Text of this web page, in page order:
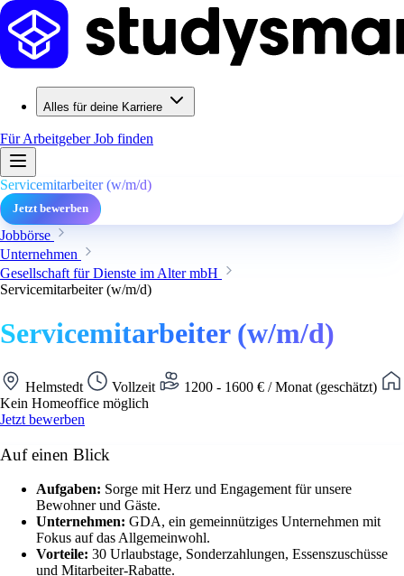
Alles für deine Karriere
Für ArbeitgeberJob finden
Servicemitarbeiter (w/m/d)
Jetzt bewerben
Jobbörse
Unternehmen
Gesellschaft für Dienste im Alter mbH
Servicemitarbeiter (w/m/d)
Servicemitarbeiter (w/m/d)
Helmstedt Vollzeit
1200 - 1600 € / Monat (geschätzt)
Kein Homeoffice möglich
Jetzt bewerben
Auf einen Blick
Aufgaben: Sorge mit Herz und Engagement für unsere
Bewohner und Gäste.
Unternehmen: GDA, ein gemeinnütziges Unternehmen mit
Fokus auf das Allgemeinwohl.
Vorteile: 30 Urlaubstage, Sonderzahlungen, Essenszuschüsse
und Mitarbeiter-Rabatte.